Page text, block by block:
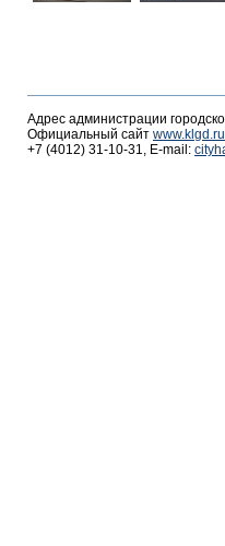
Адрес администрации
Официальный сайт www.klgd.ru
+7 (4012) 31-10-31, E-mail: